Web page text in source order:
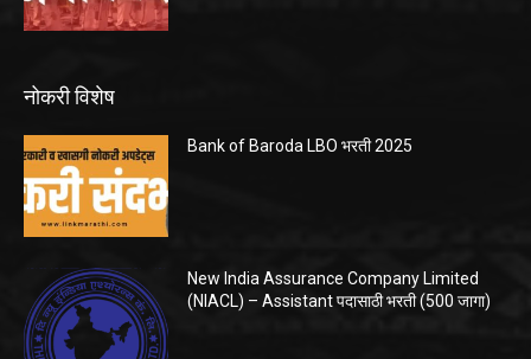
नोकरी विशेष
Bank of Baroda LBO भरती 2025
New India Assurance Company Limited
(NIACL) – Assistant पदासाठी भरती (500 जागा)